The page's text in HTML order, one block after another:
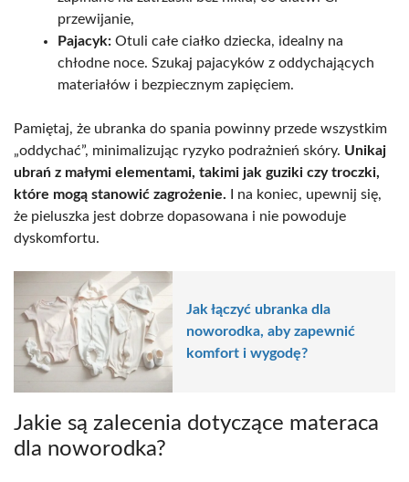
przewijanie,
Pajacyk: Otuli całe ciałko dziecka, idealny na
chłodne noce. Szukaj pajacyków z oddychających
materiałów i bezpiecznym zapięciem.
Pamiętaj, że ubranka do spania powinny przede wszystkim
„oddychać”, minimalizując ryzyko podrażnień skóry. Unikaj
ubrań z małymi elementami, takimi jak guziki czy troczki,
które mogą stanowić zagrożenie. I na koniec, upewnij się,
że pieluszka jest dobrze dopasowana i nie powoduje
dyskomfortu.
Jak łączyć ubranka dla
noworodka, aby zapewnić
komfort i wygodę?
Jakie są zalecenia dotyczące materaca
dla noworodka?